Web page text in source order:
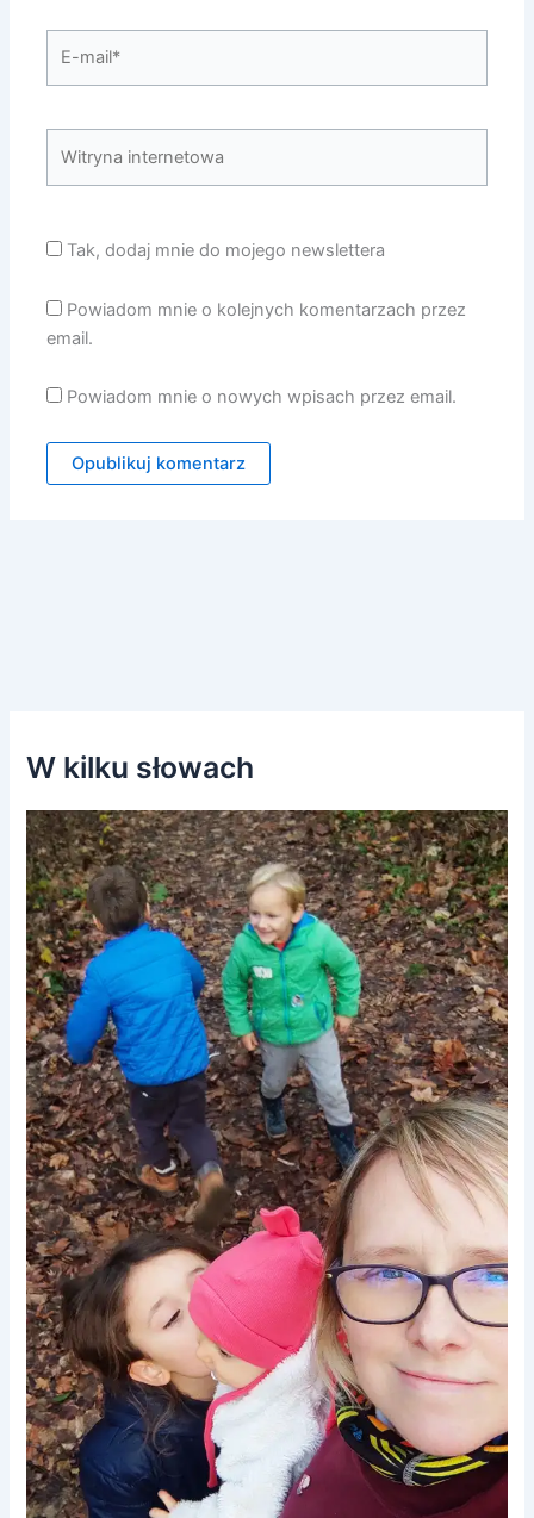
internetowa
Tak, dodaj mnie do mojego newslettera
Powiadom mnie o kolejnych komentarzach przez
email.
Powiadom mnie o nowych wpisach przez email.
W kilku słowach